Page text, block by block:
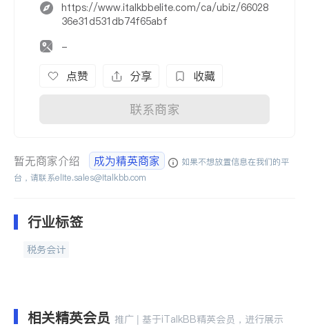
https://www.italkbbelite.com/ca/ubiz/66028
36e31d531db74f65abf
-
点赞 分享 收藏
联系商家
暂无商家介绍 成为精英商家
如果不想放置信息在我们的平
台，请联系elite.sales@italkbb.com
行业标签
税务会计
相关精英会员 推广 | 基于iTalkBB精英会员，进行展示